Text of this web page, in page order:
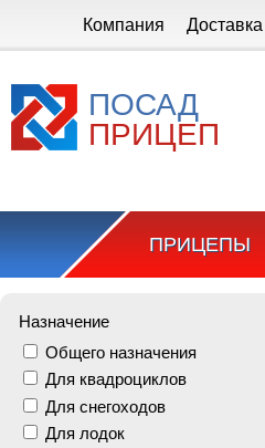
Компания Доставка
ПОСАД
ПРИЦЕП
ПРИЦЕПЫ
Назначение
Общего назначения
Для квадроциклов
Для снегоходов
Для лодок